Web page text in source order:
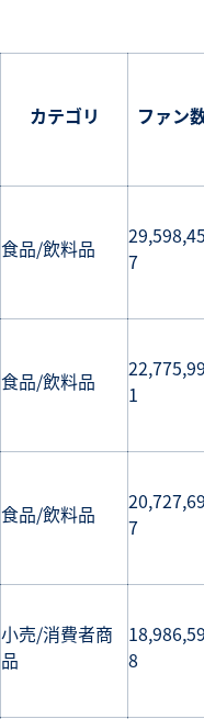
カテゴリ ファン
食品/飲料品
7
食品/飲料品
1
食品/飲料品
7
小売/消費者商
品
8